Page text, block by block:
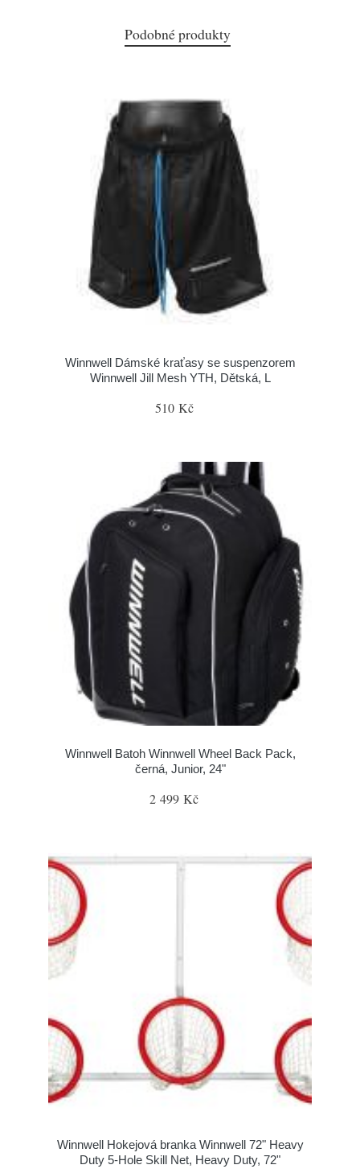
Podobné produkty
Winnwell Dámské kraťasy se suspenzorem
Winnwell Jill Mesh YTH, Dětská, L
510 Kč
Winnwell Batoh Winnwell Wheel Back Pack,
černá, Junior, 24"
2 499 Kč
Winnwell Hokejová branka Winnwell 72" Heavy
Duty 5-Hole Skill Net, Heavy Duty, 72"